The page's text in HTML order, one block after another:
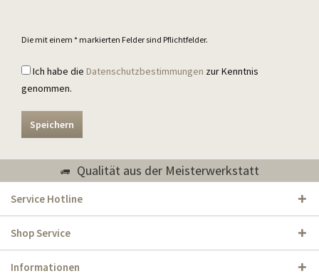
Die mit einem * markierten Felder sind Pflichtfelder.
Ich habe die Datenschutzbestimmungen zur Kenntnis
genommen.
Speichern
Qualität aus der Meisterwerkstatt
Service Hotline
Shop Service
Informationen